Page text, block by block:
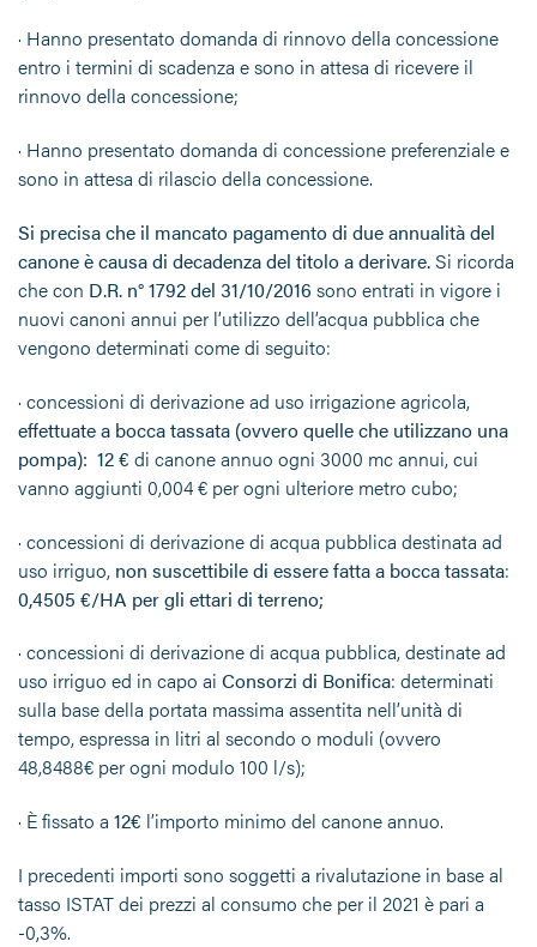
· Hanno presentato domanda di rinnovo della concessione
entro i termini di scadenza e sono in attesa di ricevere il
rinnovo della concessione;
· Hanno presentato domanda di concessione preferenziale e
sono in attesa di rilascio della concessione.
Si precisa che il mancato pagamentodi due annualità del
canone è causa di decadenza del titolo a derivare. Si ricorda
che con D.R. n° 1792 del 31/10/2016 sono entrati in vigore i
nuovi canoni annui per l’utilizzo dell’acqua pubblica che
vengono determinati come di seguito:
· concessioni di derivazione ad uso irrigazione agricola,
effettuate a bocca tassata (ovvero quelle che utilizzano una
pompa): 12€ di canone annuo ogni 3000 mc annui, cui
vanno aggiunti 0,004 € per ogni ulteriore metro cubo;
· concessioni di derivazione di acqua pubblica destinata ad
uso irriguo, non suscettibile di essere fatta a bocca tassata:
0,4505 €/HA per gli ettari di terreno;
· concessioni di derivazione di acqua pubblica, destinate ad
uso irriguo ed in capo ai Consorzi di Bonifica: determinati
sulla base della portata massima assentita nell’unità di
tempo, espressa in litri al secondo o moduli (ovvero
48,8488€ per ogni modulo 100 l/s);
· È fissato a 12€ l’importo minimo del canone annuo.
I precedenti importi sono soggetti a rivalutazione in base al
tasso ISTAT dei prezzi al consumo che per il 2021 è pari a
-0,3%.